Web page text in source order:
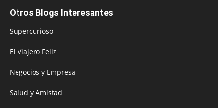
Otros Blogs Interesantes
Supercurioso
El Viajero Feliz
Negocios y Empresa
Salud y Amistad